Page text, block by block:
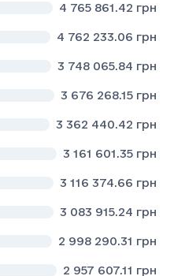
4 765 861.42 грн
4 762 233.06 грн
3 748 065.84 грн
3 676 268.15 грн
3 362 440.42 грн
3 161 601.35 грн
3 116 374.66 грн
3 083 915.24 грн
2 998 290.31 грн
2 957 607.11 грн